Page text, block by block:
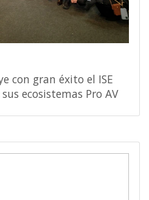
con gran éxito el ISE
ecosistemas Pro AV